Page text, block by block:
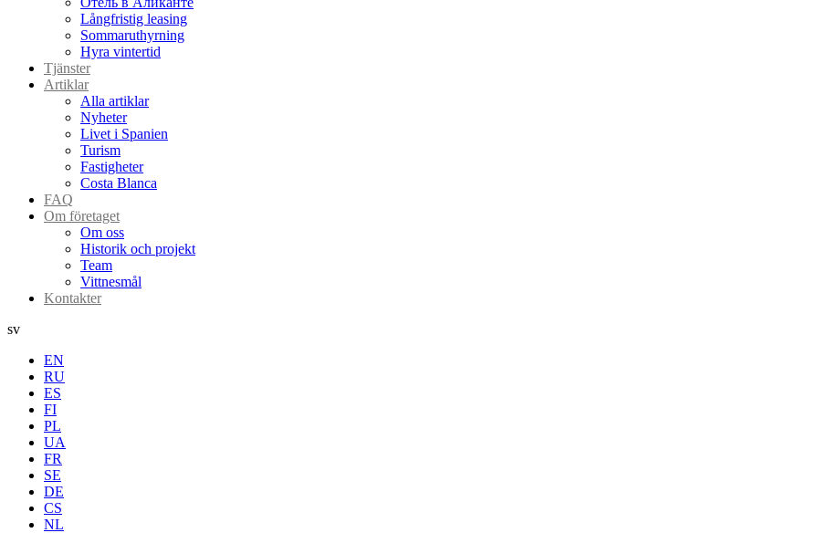
Långfristig leasing
Sommaruthyrning
Hyra vintertid
Tjänster
Artiklar
Alla artiklar
Nyheter
Livet i Spanien
Turism
Fastigheter
Costa Blanca
FAQ
Om företaget
Om oss
Historik och projekt
Team
Vittnesmål
Kontakter
sv
EN
RU
ES
FI
PL
UA
FR
SE
DE
CS
NL